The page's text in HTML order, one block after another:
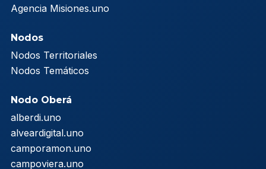
Agencia Misiones.uno
Nodos
Nodos Territoriales
Nodos Temáticos
Nodo Oberá
alberdi.uno
alveardigital.uno
camporamon.uno
campoviera.uno